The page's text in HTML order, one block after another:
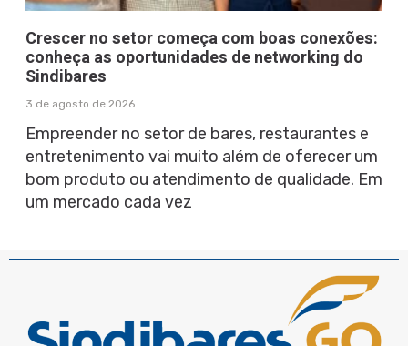
Crescer no setor começa com boas conexões:
conheça as oportunidades de networking do
Sindibares
3 de agosto de 2026
Empreender no setor de bares, restaurantes e
entretenimento vai muito além de oferecer um
bom produto ou atendimento de qualidade. Em
um mercado cada vez